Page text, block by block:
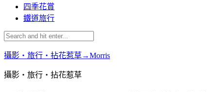
四季花賞
鐵道旅行
攝影‧旅行‧拈花惹草→Morris
攝影‧旅行‧拈花惹草